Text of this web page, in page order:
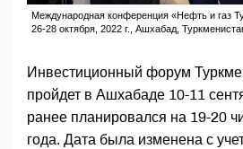
Международная конференция «Нефть и газ
26-28 октября, 2022 г., Ашхабад,
Инвестиционный форум
пройдет в Ашхабаде 10-11
ранее планировался на 19-20
года. Дата была изменена с